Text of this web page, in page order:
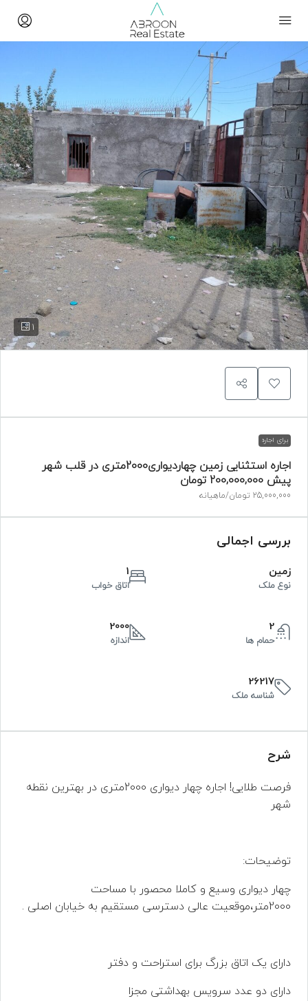
1
برای اجاره
اجاره استثنایی زمین چهاردیواری2000متری در قلب شهر
پیش 200,000,000 تومان
25,000,000 تومان /ماهیانه
بررسی اجمالی
زمین
نوع ملک
1
اتاق خواب
2
حمام ها
2000
اندازه
26217
شناسه ملک
شرح
فرصت طلایی! اجاره چهار دیواری 2000متری در بهترین نقطه
شهر
توضیحات:
چهار دیواری وسیع و کاملا محصور با مساحت
2000متر،موقعیت عالی دسترسی مستقیم به خیابان اصلی .
دارای یک اتاق بزرگ برای استراحت و دفتر
دارای دو عدد سرویس بهداشتی مجزا